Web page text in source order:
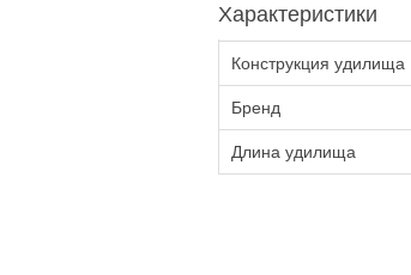
Характеристики
Конструкция удилища
Бренд
Длина удилища